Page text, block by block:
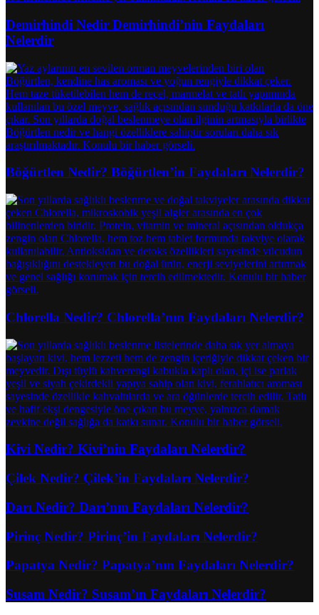
Demirhindi Nedir Demirhindi’nin Faydaları
Nelerdir
Böğürtlen Nedir? Böğürtlen’in Faydaları Nelerdir?
Chlorella Nedir? Chlorella’nın Faydaları Nelerdir?
Kivi Nedir? Kivi’nin Faydaları Nelerdir?
Çilek Nedir? Çilek’in Faydaları Nelerdir?
Darı Nedir? Darı’nın Faydaları Nelerdir?
Pirinç Nedir? Pirinç’in Faydaları Nelerdir?
Papatya Nedir? Papatya’nın Faydaları Nelerdir?
Susam Nedir? Susam’ın Faydaları Nelerdir?